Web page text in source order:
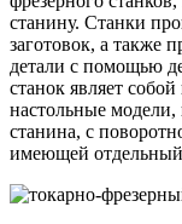
станину. Станки
заготовок, а также
детали с помощью
станок являет
настольные
станина, с
имеющей отдельный